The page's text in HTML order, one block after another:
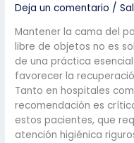
Deja un comentario /
Mantener la cama del
libre de objetos no es
de una práctica
favorecer la
Tanto en hospitales
recomendación es
estos pacientes, que
atención higiénica